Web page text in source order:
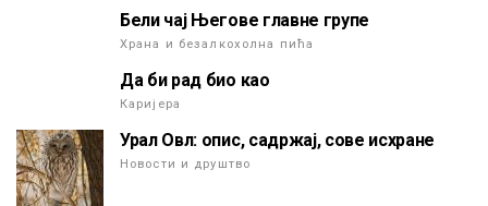
Бели чај Његове главне групе
Храна и безалкохолна пића
Да би рад био као
Каријера
Урал Овл: опис, садржај, сове исхране
Новости и друштво